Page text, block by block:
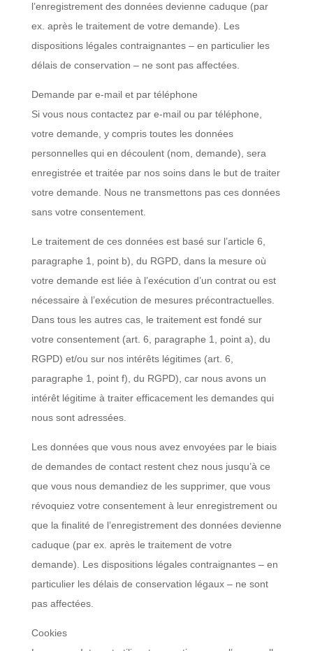
l’enregistrement des données devienne caduque (par
ex. après le traitement de votre demande). Les
dispositions légales contraignantes – en particulier les
délais de conservation – ne sont pas affectées.
Demande par e-mail et par téléphone
Si vous nous contactez par e-mail ou par téléphone,
votre demande, y compris toutes les données
personnelles qui en découlent (nom, demande), sera
enregistrée et traitée par nos soins dans le but de traiter
votre demande. Nous ne transmettons pas ces données
sans votre consentement.
Le traitement de ces données est basé sur l’article 6,
paragraphe 1, point b), du RGPD, dans la mesure où
votre demande est liée à l’exécution d’un contrat ou est
nécessaire à l’exécution de mesures précontractuelles.
Dans tous les autres cas, le traitement est fondé sur
votre consentement (art. 6, paragraphe 1, point a), du
RGPD) et/ou sur nos intérêts légitimes (art. 6,
paragraphe 1, point f), du RGPD), car nous avons un
intérêt légitime à traiter efficacement les demandes qui
nous sont adressées.
Les données que vous nous avez envoyées par le biais
de demandes de contact restent chez nous jusqu’à ce
que vous nous demandiez de les supprimer, que vous
révoquiez votre consentement à leur enregistrement ou
que la finalité de l’enregistrement des données devienne
caduque (par ex. après le traitement de votre
demande). Les dispositions légales contraignantes – en
particulier les délais de conservation légaux – ne sont
pas affectées.
Cookies